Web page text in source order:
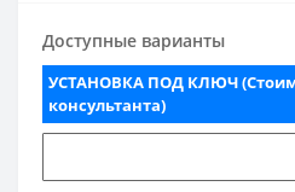
Доступные варианты
УСТАНОВКА ПОД КЛЮЧ
консультанта)